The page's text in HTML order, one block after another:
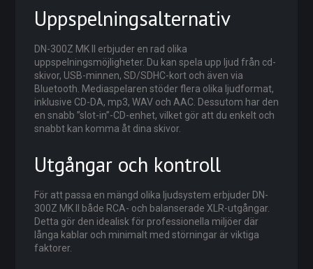
Uppspelningsalternativ
DN-300Z MK II erbjuder en rad olika
uppspelningsmöjligheter. Du kan spela upp ljud från cd-
skivor, USB-minnen, SD/SDHC-kort och även via
Bluetooth. Mediaspelaren stöder flera olika ljudformat,
inklusive CD-DA, mp3, WAV och AAC. Dessutom har den
en snabb ”slot-in”-CD-enhet, vilket gör att du enkelt och
snabbt kan komma åt dina skivor.
Utgångar och kontroll
För att passa en mängd olika ljudsystem erbjuder DN-
300Z MK II både RCA- och balanserade XLR-utgångar.
Detta gör den idealisk för professionella miljöer där
långa kablar och minimalt med störningar är viktiga
faktorer.